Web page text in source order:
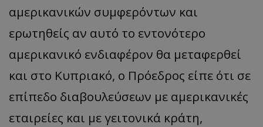
αμερικανικών συμφερόντων και
ερωτηθείς αν αυτό το εντονότερο
αμερικανικό ενδιαφέρον θα μεταφερθεί
και στο Κυπριακό, ο Πρόεδρος είπε ότι σε
επίπεδο διαβουλεύσεων με αμερικανικές
εταιρείες και με γειτονικά κράτη,